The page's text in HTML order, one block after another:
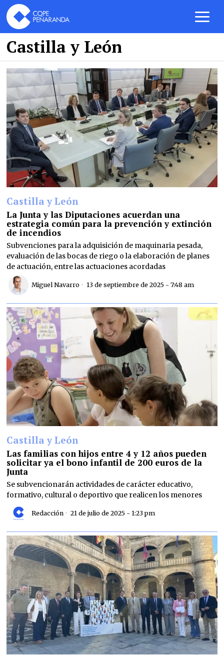
Castilla y León
Castilla y León
La Junta y las Diputaciones acuerdan una
estrategia común para la prevención y extinción
de incendios
Subvenciones para la adquisición de maquinaria pesada,
evaluación de las bocas de riego o la elaboración de planes
de actuación, entre las actuaciones acordadas
Miguel Navarro 13 de septiembre de 2025 - 7:48 am
Castilla y León
Las familias con hijos entre 4 y 12 años pueden
solicitar ya el bono infantil de 200 euros de la
Junta
Se subvencionarán actividades de carácter educativo,
formativo, cultural o deportivo que realicen los menores
Redacción 21 de julio de 2025 - 1:23 pm